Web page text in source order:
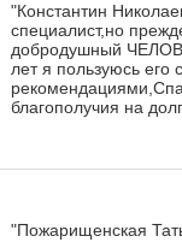
"Константин
специалист,но
добродушный
лет я пользуюсь его
благополучия на
"Пожарищенская